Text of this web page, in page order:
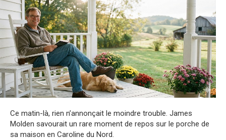
Ce matin-là, rien n’annonçait le moindre trouble. James
Molden savourait un rare moment de repos sur le porche de
sa maison en Caroline du Nord.